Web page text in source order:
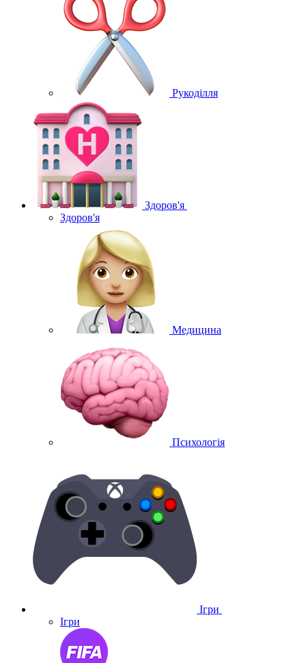
Рукоділля
Здоров'я
Здоров'я
Медицина
Психологія
Ігри
Ігри